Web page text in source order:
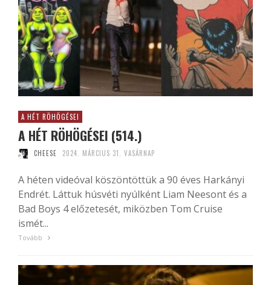
A HÉT RÖHÖGÉSEI
A HÉT RÖHÖGÉSEI (514.)
CHEESE 2024. MÁRCIUS 31. VASÁRNAP
A héten videóval köszöntöttük a 90 éves Harkányi
Endrét. Láttuk húsvéti nyúlként Liam Neesont és a
Bad Boys 4 előzetesét, miközben Tom Cruise
ismét...
Tovább